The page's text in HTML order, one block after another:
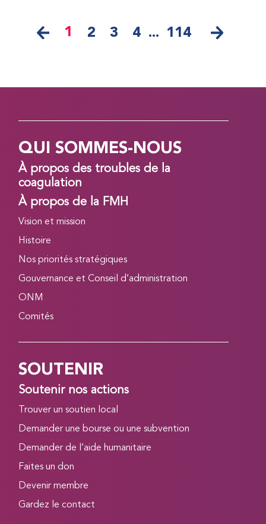
1 2 3 4 ... 114
QUI SOMMES-NOUS
À propos des troubles de la
coagulation
À propos de la FMH
Vision et mission
Histoire
Nos priorités stratégiques
Gouvernance et Conseil d’administration
ONM
Comités
SOUTENIR
Soutenir nos actions
Trouver un soutien local
Demander une bourse ou une subvention
Demander de l’aide humanitaire
Faites un don
Devenir membre
Gardez le contact